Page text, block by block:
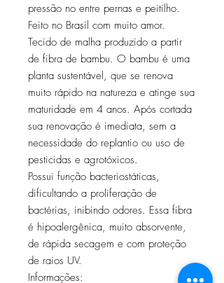
pressão no entre pernas e peitilho.
Feito no Brasil com muito amor.
Tecido de malha produzido a partir
de fibra de bambu. O bambu é uma
planta sustentável, que se renova
muito rápido na natureza e atinge sua
maturidade em 4 anos. Após cortada
sua renovação é imediata, sem a
necessidade do replantio ou uso de
pesticidas e agrotóxicos.
Possui função bacteriostáticas,
dificultando a proliferação de
bactérias, inibindo odores. Essa fibra
é hipoalergênica, muito absorvente,
de rápida secagem e com proteção
de raios UV.
Informações: